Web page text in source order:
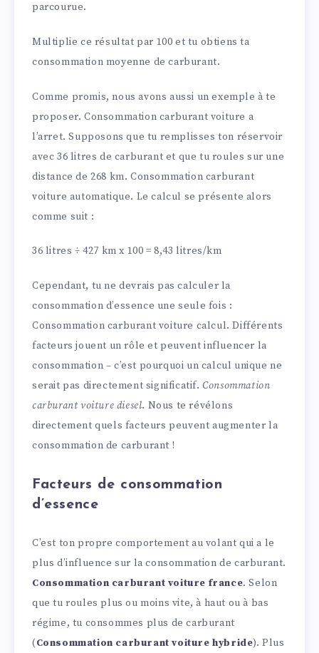
parcourue.
Multiplie ce résultat par 100 et tu obtiens ta
consommation moyenne de carburant.
Comme promis, nous avons aussi un exemple à te
proposer. Consommation carburant voiture a
l’arret. Supposons que tu remplisses ton réservoir
avec 36 litres de carburant et que tu roules sur une
distance de 268 km. Consommation carburant
voiture automatique. Le calcul se présente alors
comme suit :
36 litres ÷ 427 km x 100 = 8,43 litres/km
Cependant, tu ne devrais pas calculer la
consommation d’essence une seule fois :
Consommation carburant voiture calcul. Différents
facteurs jouent un rôle et peuvent influencer la
consommation – c’est pourquoi un calcul unique ne
serait pas directement significatif.Consommation
carburant voiture diesel. Nous te révélons
directement quels facteurs peuvent augmenter la
consommation de carburant !
Facteurs de consommation
d’essence
C’est ton propre comportement au volant qui a le
plus d’influence sur la consommation de carburant.
Consommation carburant voiture france. Selon
que tu roules plus ou moins vite, à haut ou à bas
régime, tu consommes plus de carburant
(Consommation carburant voiture hybride). Plus